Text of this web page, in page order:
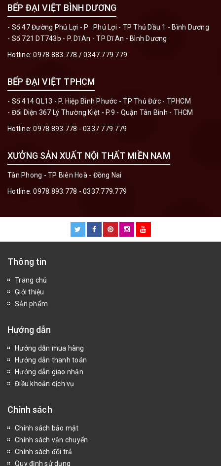
BẾP ĐẠI VIỆT BÌNH DƯƠNG
- Số 47 Đường Phú Lợi - P . Phú Lợi - TP Thủ Dầu 1 - Bình Dương
- Số 721 DT743b - P. Dĩ An - TP Dĩ An - Bình Dương
Hotline:0978.883.778 / 0347.779.779
BẾP ĐẠI VIỆT TPHCM
- Số 414 QL13 - P. Hiệp Bình Phước - TP Thủ Đức - TPHCM
- Đối Diện 367 Lý Thường Kiệt - P.9 - Quận Tân Bình - THCM
Hotline:0978.893.778 - 0337.779.779
XƯỞNG SẢN XUẤT NỘI THẤT MIỀN NAM
Tân Phong - TP Biên Hoà - Đồng Nai
Hotline:0978.893.778 - 0337.779.779
Thông tin
Trang chủ
Giới thiệu
Sản phẩm
Hướng dẫn
Hướng dẫn mua hàng
Hướng dẫn thanh toán
Hướng dẫn giao nhận
Điều khoản dịch vụ
Chính sách
Chính sách bảo mật
Chính sách vận chuyển
Chính sách đổi trả
Quy định sử dụng